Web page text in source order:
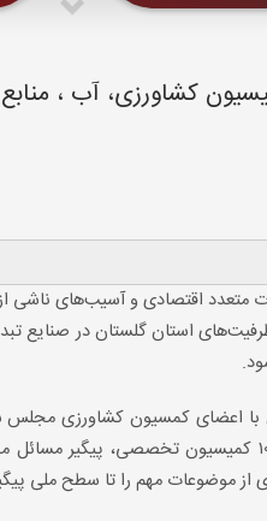
کشاورزی، آب ،
متعدد اقتصادی و آسیب‌های
استان گلستان در صنایع
اعضای کمسیون کشاورزی مجلس
اتاق بازرگانی گرگان گفت: اتاق گرگان با قدمت ۹۳ سال و دارا
از موضوعات مهم را تا سطح ملی